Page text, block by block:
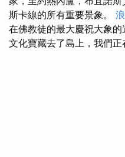
斯卡線的所有重要景象。
在佛教徒的最大慶祝大象
文化寶藏去了島上，我們正